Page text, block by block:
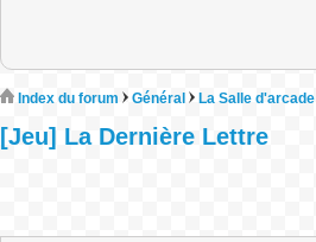
Index du forum Général La Salle d'arcade
[Jeu] La Dernière Lettre